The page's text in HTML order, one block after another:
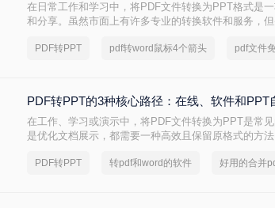
在日常工作和学习中，将PDF文件转换为PPT格式是
和分享。虽然市面上有许多专业的转换软件和服务，
轻松实现格式转换。
PDF转PPT pdf转word鼠标4个箭头
PDF转PPT的3种核心路径：在线、软件和PPT
在工作、学习或演示中，将PDF文件转换为PPT是常
是优化文档展示，都需要一种高效且保留原格式的方
PDF转PPT 转pdf和word的软件